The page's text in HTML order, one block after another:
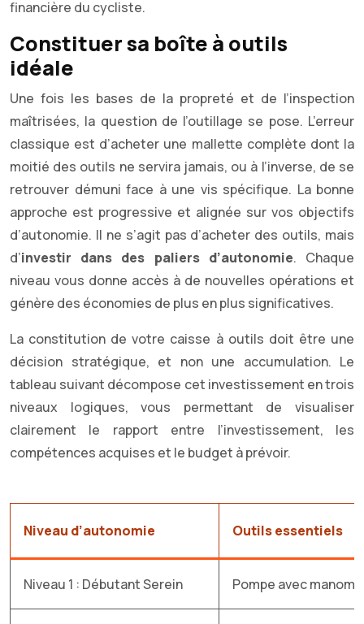
financière du cycliste.
Constituer sa boîte à outils
idéale
Une fois les bases de la propreté et de l’inspection
maîtrisées, la question de l’outillage se pose. L’erreur
classique est d’acheter une mallette complète dont la
moitié des outils ne servira jamais, ou à l’inverse, de se
retrouver démuni face à une vis spécifique. La bonne
approche est progressive et alignée sur vos objectifs
d’autonomie. Il ne s’agit pas d’acheter des outils, mais
d’investir dans des paliers d’autonomie. Chaque
niveau vous donne accès à de nouvelles opérations et
génère des économies de plus en plus significatives.
La constitution de votre caisse à outils doit être une
décision stratégique, et non une accumulation. Le
tableau suivant décompose cet investissement en trois
niveaux logiques, vous permettant de visualiser
clairement le rapport entre l’investissement, les
compétences acquises et le budget à prévoir.
Niveau d’autonomie Outils essentiels
Niveau 1 : Débutant Serein Pompe avec